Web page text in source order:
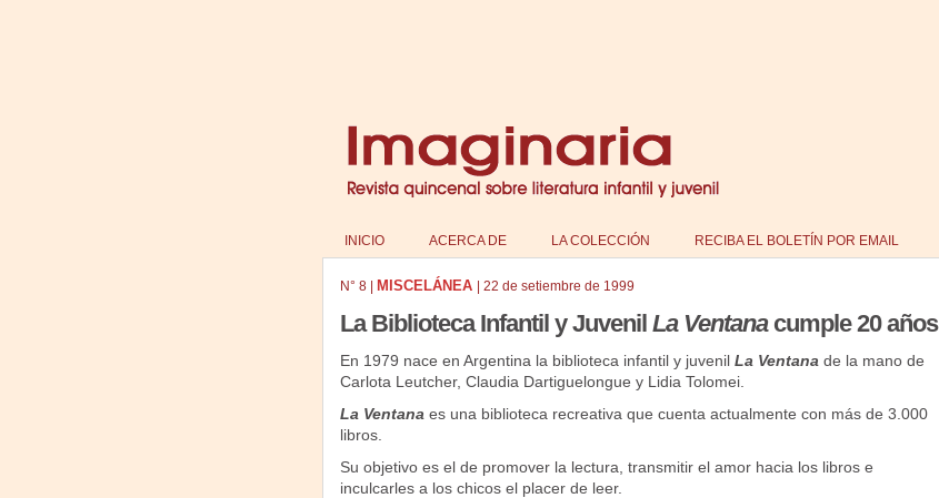
INICIO ACERCA DE LA COLECCIÓN RECIBA EL BOLETÍN POR EMAIL
N° 8| MISCELÁNEA 22 de setiembre de 1999
La Biblioteca Infantil y Juvenil La Ventanacumple 20 años
En 1979 nace en Argentina la biblioteca infantil y juvenil La Ventana de la mano de
Carlota Leutcher, Claudia Dartiguelongue y Lidia Tolomei.
La Ventana es una biblioteca recreativa que cuenta actualmente con más de 3.000
libros.
Su objetivo es el de promover la lectura, transmitir el amor hacia los libros e
inculcarles a los chicos el placer de leer.